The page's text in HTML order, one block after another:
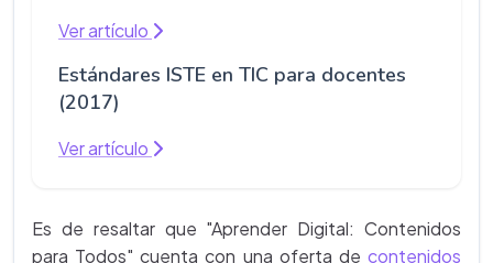
Ver artículo
Estándares ISTE en TIC para docentes
(2017)
Ver artículo
Es de resaltar que "Aprender Digital: Contenidos
para Todos" cuenta con una oferta de contenidos